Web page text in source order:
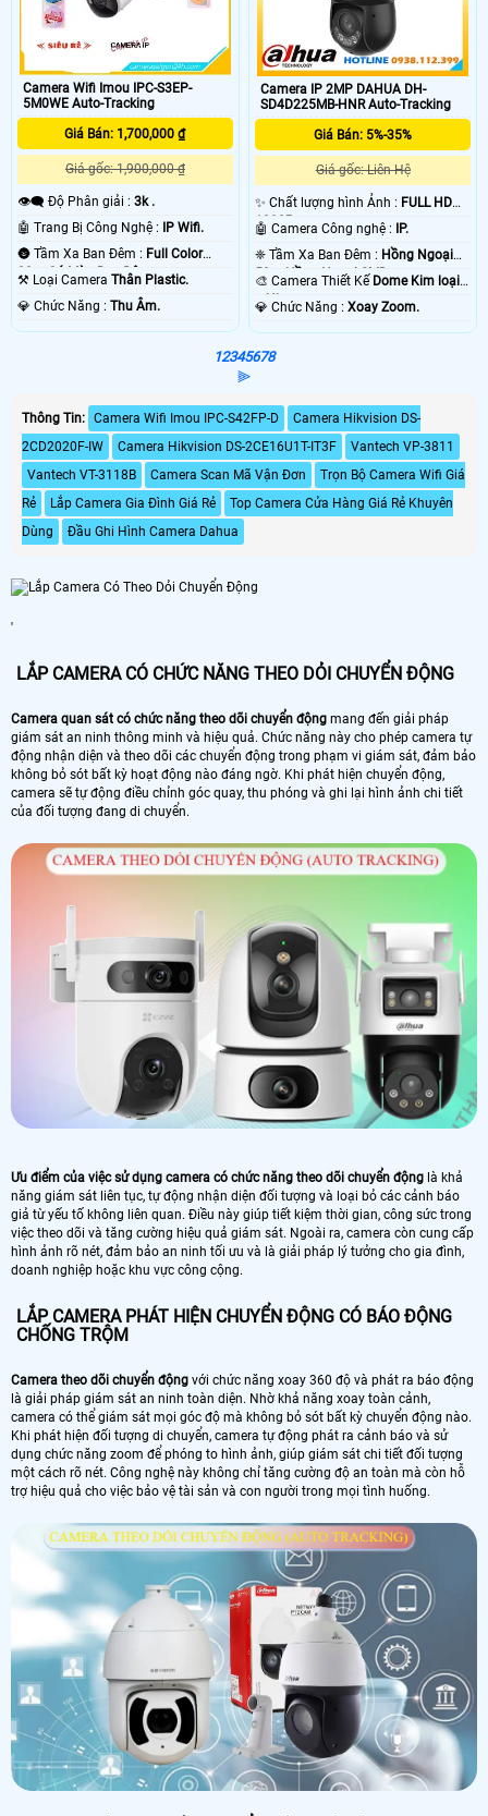
Camera Wifi Imou IPC-S3EP-
5M0WE Auto-Tracking
Giá Bán: 1,700,000 ₫
Giá gốc: 1,900,000 ₫
👁️‍🗨 Độ Phân giải : 3k .
🤖️ Trang Bị Công Nghệ : IP Wifi.
🌚 Tầm Xa Ban Đêm : Full Color
30m Có Màu Ban Ðêm.
⚒ Loại Camera Thân Plastic.
️💎 Chức Năng : Thu Âm.
Camera IP 2MP DAHUA DH-
SD4D225MB-HNR Auto-Tracking
Giá Bán: 5%-35%
Giá gốc: Liên Hệ
✨ Chất lượng hình Ảnh : FULL HD
1080P .
🤖️ Camera Công nghệ : IP.
❈ Tầm Xa Ban Đêm : Hồng Ngoại
50m Hồng Ngoại SMD.
🎨 Camera Thiết Kế Dome Kim loại
+ Nhựa.
️💎 Chức Năng :Xoay Zoom.
12345678
⫸
Thông Tin: Camera Wifi Imou IPC-S42FP-D
Camera Hikvision DS-
2CD2020F-IW
Camera Hikvision DS-2CE16U1T-IT3F
Vantech VP-3811
Vantech VT-3118B
Camera Scan Mã Vận Đơn
Trọn Bộ Camera Wifi Giá
Rẻ
Lắp Camera Gia Đình Giá Rẻ
Top Camera Cửa Hàng Giá Rẻ Khuyên
Dùng
Đầu Ghi Hình Camera Dahua
'
LẮP CAMERA CÓ CHỨC NĂNG THEO DỎI CHUYỂN ĐỘNG
Camera quan sát có chức năng theo dõi chuyển động mang đến giải pháp
giám sát an ninh thông minh và hiệu quả. Chức năng này cho phép camera tự
động nhận diện và theo dõi các chuyển động trong phạm vi giám sát, đảm bảo
không bỏ sót bất kỳ hoạt động nào đáng ngờ. Khi phát hiện chuyển động,
camera sẽ tự động điều chỉnh góc quay, thu phóng và ghi lại hình ảnh chi tiết
của đối tượng đang di chuyển.
Ưu điểm của việc sử dụng camera có chức năng theo dõi chuyển động là khả
năng giám sát liên tục, tự động nhận diện đối tượng và loại bỏ các cảnh báo
giả từ yếu tố không liên quan. Điều này giúp tiết kiệm thời gian, công sức trong
việc theo dõi và tăng cường hiệu quả giám sát. Ngoài ra, camera còn cung cấp
hình ảnh rõ nét, đảm bảo an ninh tối ưu và là giải pháp lý tưởng cho gia đình,
doanh nghiệp hoặc khu vực công cộng.
LẮP CAMERA PHÁT HIỆN CHUYỂN ĐỘNG CÓ BÁO ĐỘNG
CHỐNG TRỘM
Camera theo dõi chuyển động với chức năng xoay 360 độ và phát ra báo động
là giải pháp giám sát an ninh toàn diện. Nhờ khả năng xoay toàn cảnh,
camera có thể giám sát mọi góc độ mà không bỏ sót bất kỳ chuyển động nào.
Khi phát hiện đối tượng di chuyển, camera tự động phát ra cảnh báo và sử
dụng chức năng zoom để phóng to hình ảnh, giúp giám sát chi tiết đối tượng
một cách rõ nét. Công nghệ này không chỉ tăng cường độ an toàn mà còn hỗ
trợ hiệu quả cho việc bảo vệ tài sản và con người trong mọi tình huống.